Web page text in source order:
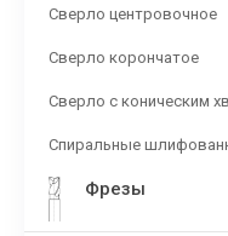
Сверло центровочное
Сверло корончатое
Сверло с коническим
Спиральные
Фрезы